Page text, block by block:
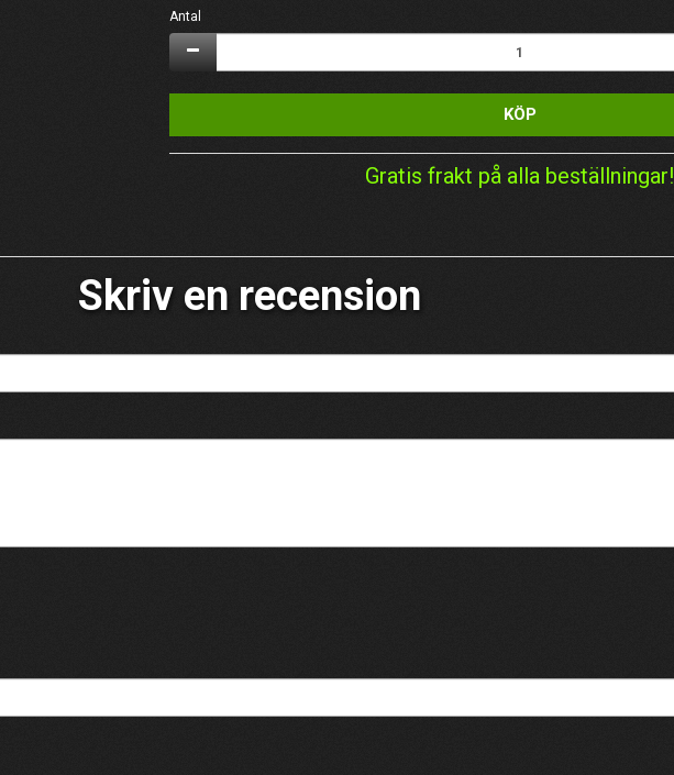
Antal
KÖP
Gratis frakt på alla beställningar!
Skriv en recension